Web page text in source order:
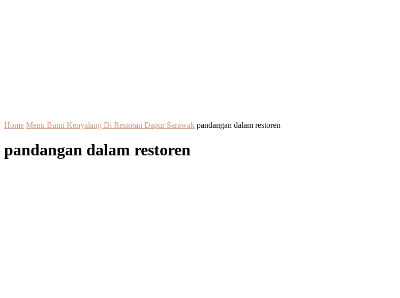
Home Menu Bumi Kenyalang Di Restoran Dapur Sarawak pandangan dalam restoren
pandangan dalam restoren